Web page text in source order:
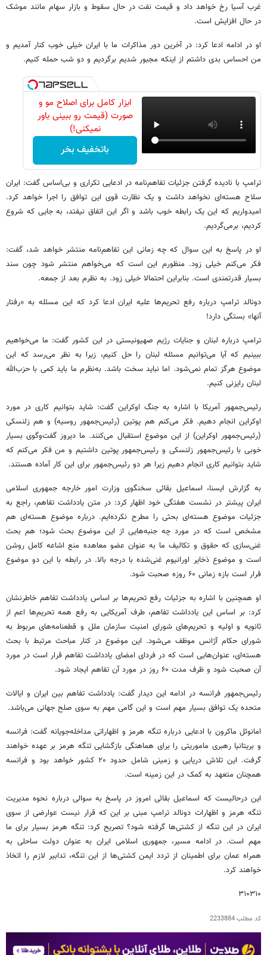
غرب آسیا رخ خواهد داد و قیمت نفت در حال سقوط و بازار سهام مانند موشک
در حال افزایش است.
او در ادامه ادعا کرد: در آخرین دور مذاکرات ما با ایران خیلی خوب کنار آمدیم و
من احساس بدی داشتم از اینکه مجبور شدیم برگردیم و دو شب حمله کنیم.
ابزار کامل برای اصلاح مو و
صورت (قیمت رو ببینی باور
نمیکنی!)
باتخفیف بخر
ترامپ با نادیده گرفتن جزئیات تفاهم‌نامه در ادعایی تکراری و بی‌اساس گفت: ایران
سلاح هسته‌ای نخواهد داشت و یک نظارت قوی این توافق را اجرا خواهد کرد.
امیدواریم که این یک رابطه خوب باشد و اگر این اتفاق نیفتد، به جایی که شروع
کردیم، برمی‌گردیم.
او در پاسخ به این سوال که چه زمانی این تفاهم‌نامه منتشر خواهد شد، گفت:
فکر می‌کنم خیلی زود. منظورم این است که می‌خواهم منتشر شود چون سند
بسیار قدرتمندی است. بنابراین احتمالا خیلی زود. به نظرم بعد از جمعه.
دونالد ترامپ درباره رفع تحریم‌ها علیه ایران ادعا کرد که این مسئله به «رفتار
آنها» بستگی دارد!
ترامپ درباره لبنان و جنایات رژیم صهیونیستی در این کشور گفت: ما می‌خواهیم
ببینیم که آیا می‌توانیم مسئله لبنان را حل کنیم، زیرا به نظر می‌رسد که این
موضوع هرگز تمام نمی‌شود. اما نباید سخت باشد. به‌نظرم ما باید کمی با حزب‌الله
لبنان رایزنی کنیم.
رئیس‌جمهور آمریکا با اشاره به جنگ اوکراین گفت: شاید بتوانیم کاری در مورد
اوکراین انجام دهیم. فکر می‌کنم هم پوتین (رئیس‌جمهور روسیه) و هم زلنسکی
(رئیس‌جمهور اوکراین) از این موضوع استقبال می‌کنند. ما دیروز گفت‌وگوی بسیار
خوبی با رئیس‌جمهور زلنسکی و رئیس‌جمهور پوتین داشتیم و من فکر می‌کنم که
شاید بتوانیم کاری انجام دهیم زیرا هر دو رئیس‌جمهور برای این کار آماده هستند.
به گزارش ایسنا، اسماعیل بقائی سخنگوی وزارت امور خارجه جمهوری اسلامی
ایران پیشتر در نشست هفتگی خود اظهار کرد: در متن یادداشت تفاهم، راجع به
جزئیات موضوع هسته‌ای بحثی را مطرح نکرده‌ایم. درباره موضوع هسته‌ای هم
مشخص است که در مورد چه جنبه‌هایی از این موضوع بحث شود؛ هم بحث
غنی‌سازی که حقوق و تکالیف ما به عنوان عضو معاهده منع اشاعه کامل روشن
است و موضوع ذخایر اورانیوم غنی‌شده با درجه بالا. در رابطه با این دو موضوع
قرار است بازه زمانی ۶۰ روزه صحبت شود.
او همچنین با اشاره به جزئیات رفع تحریم‌ها بر اساس یادداشت تفاهم خاطرنشان
کرد: بر اساس این یادداشت تفاهم، طرف آمریکایی به رفع همه تحریم‌ها اعم از
ثانویه و اولیه و تحریم‌های شورای امنیت سازمان ملل و قطعنامه‌های مربوط به
شورای حکام آژانس موظف می‌شود. این موضوع در کنار مباحث مرتبط با بحث
هسته‌ای، عنوان‌هایی است که در فردای امضای یادداشت تفاهم قرار است در مورد
آن صحبت شود و ظرف مدت ۶۰ روز در مورد آن تفاهم ایجاد شود.
رئیس‌جمهور فرانسه در ادامه این دیدار گفت: یادداشت تفاهم بین ایران و ایالات
متحده یک توافق بسیار مهم است و این گامی مهم به سوی صلح جهانی می‌باشد.
امانوئل ماکرون با ادعایی درباره تنگه هرمز و اظهاراتی مداخله‌جویانه گفت: فرانسه
و بریتانیا رهبری ماموریتی را برای هماهنگی بازگشایی تنگه هرمز بر عهده خواهند
گرفت. این تلاش دریایی و زمینی شامل حدود ۲۰ کشور خواهد بود و فرانسه
همچنان متعهد به کمک در این زمینه است.
این درحالیست که اسماعیل بقائی امروز در پاسخ به سوالی درباره نحوه مدیریت
تنگه هرمز و اظهارات دونالد ترامپ مبنی بر این که قرار نیست عوارضی از سوی
ایران در این تنگه از کشتی‌ها گرفته شود؟ تصریح کرد: تنگه هرمز بسیار برای ما
مهم است. در ادامه مسیر، جمهوری اسلامی ایران به عنوان دولت ساحلی به
همراه عمان برای اطمینان از تردد ایمن کشتی‌ها از این تنگه، تدابیر لازم را اتخاذ
خواهند کرد.
۳۱۰۳۱۰
کد مطلب2233884